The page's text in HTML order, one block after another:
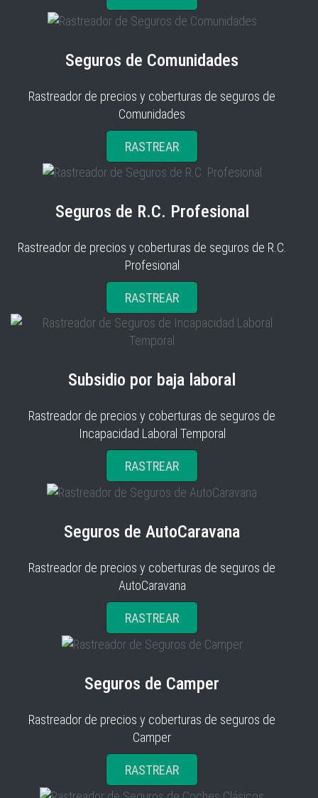
Seguros de Comunidades
Rastreador de precios y coberturas de seguros de
Comunidades
RASTREAR
Seguros de R.C. Profesional
Rastreador de precios y coberturas de seguros de R.C.
Profesional
RASTREAR
Subsidio por baja laboral
Rastreador de precios y coberturas de seguros de
Incapacidad Laboral Temporal
RASTREAR
Seguros de AutoCaravana
Rastreador de precios y coberturas de seguros de
AutoCaravana
RASTREAR
Seguros de Camper
Rastreador de precios y coberturas de seguros de
Camper
RASTREAR